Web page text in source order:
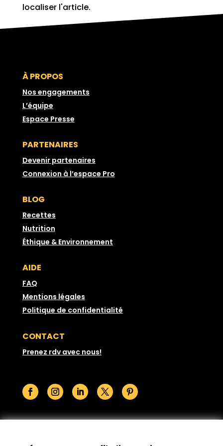
localiser l'article.
À PROPOS
Nos engagements
L’équipe
Espace Presse
PARTENAIRES
Devenir partenaires
Connexion à l’espace Pro
BLOG
Recettes
Nutrition
Éthique & Environnement
AIDE
FAQ
Mentions légales
Politique de confidentialité
CONTACT
Prenez rdv avec nous!